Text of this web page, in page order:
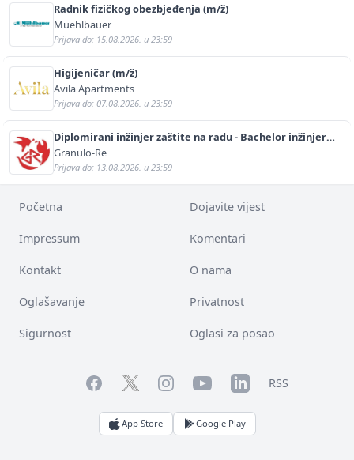
Radnik fizičkog obezbjeđenja (m/ž)
Muehlbauer
Prijava do: 15.08.2026. u 23:59
Higijeničar (m/ž)
Avila Apartments
Prijava do: 07.08.2026. u 23:59
Diplomirani inžinjer zaštite na radu - Bachelor inžinjer
sigurnosti i pomoći (m/ž)
Granulo-Re
Prijava do: 13.08.2026. u 23:59
Početna Dojavite vijest
Impressum Komentari
Kontakt O nama
Oglašavanje Privatnost
Sigurnost Oglasi za posao
FacebookTwitterInstagramYouTubeLinkedInRSS
App Store Google Play